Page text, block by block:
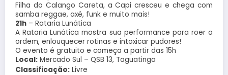
Filha do Calango Careta, a Capi cresceu e chega com
samba reggae, axé, funk e muito mais!
21h – Rataria Lunática
A Rataria Lunática mostra sua performance para roer a
ordem, enlouquecer rotinas e intoxicar pudores!
O evento é gratuito e começa a partir das 15h
Local: Mercado Sul – QSB 13, Taguatinga
Classificação: Livre